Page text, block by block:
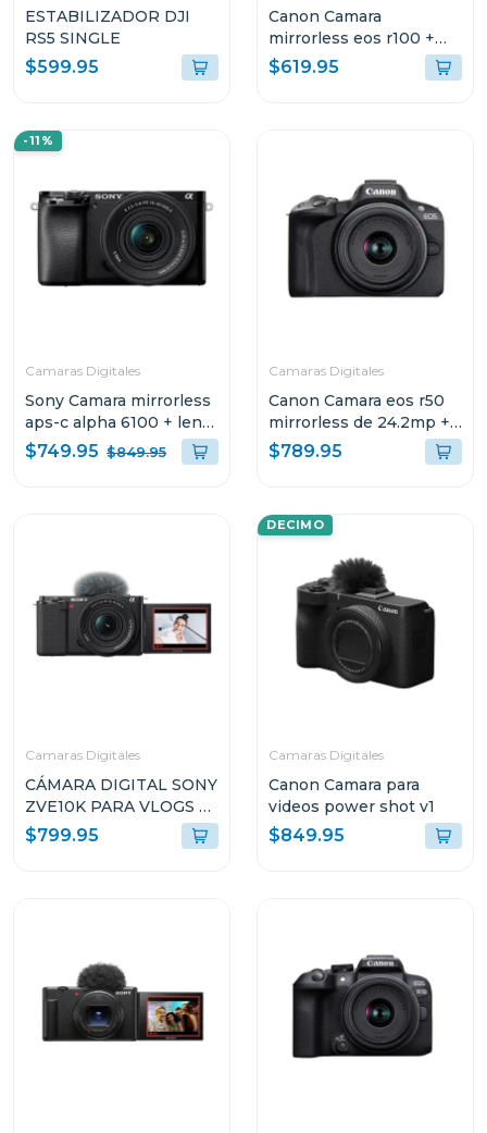
ESTABILIZADOR DJI
RS5 SINGLE
$599.95
Canon Camara
mirrorless eos r100 +
lente rf-s 18-45 f/4.5-6.3
is stm kit
$619.95
-11%
Camaras Digitales
Sony Camara mirrorless
aps-c alpha 6100 + lente
e pz 16-50mm f3.5-5.6
oss ii
$749.95 $849.95
Camaras Digitales
Canon Camara eos r50
mirrorless de 24.2mp +
lente rf-s 18-45 f/4.5-6.3
is stm kit
$789.95
Camaras Digitales
CÁMARA DIGITAL SONY
ZVE10K PARA VLOGS +
LENTE E PZ 16-50MM
F3.5-5.6 OSS II
$799.95
DECIMO
Camaras Digitales
Canon Camara para
videos power shot v1
$849.95